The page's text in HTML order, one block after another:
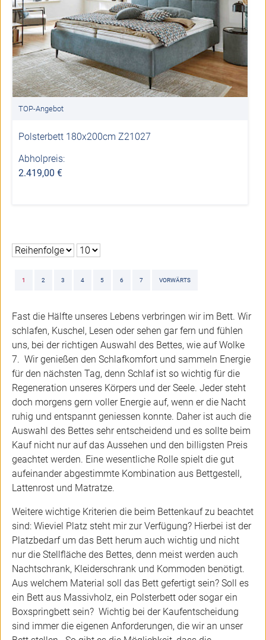
TOP-Angebot
Polsterbett 180x200cm Z21027
Abholpreis:
2.419,00 €
1 2 3 4 5 6 7 VORWÄRTS
Fast die Hälfte unseres Lebens verbringen wir im Bett. Wir
schlafen, Kuschel, Lesen oder sehen gar fern und fühlen
uns, bei der richtigen Auswahl des Bettes, wie auf Wolke
7. Wir genießen den Schlafkomfort und sammeln Energie
für den nächsten Tag, denn Schlaf ist so wichtig für die
Regeneration unseres Körpers und der Seele. Jeder steht
doch morgens gern voller Energie auf, wenn er die Nacht
ruhig und entspannt geniessen konnte. Daher ist auch die
Auswahl des Bettes sehr entscheidend und es sollte beim
Kauf nicht nur auf das Aussehen und den billigsten Preis
geachtet werden. Eine wesentliche Rolle spielt die gut
aufeinander abgestimmte Kombination aus Bettgestell,
Lattenrost und Matratze.
Weitere wichtige Kriterien die beim Bettenkauf zu beachtet
sind: Wieviel Platz steht mir zur Verfügung? Hierbei ist der
Platzbedarf um das Bett herum auch wichtig und nicht
nur die Stellfläche des Bettes, denn meist werden auch
Nachtschrank, Kleiderschrank und Kommoden benötigt.
Aus welchem Material soll das Bett gefertigt sein? Soll es
ein Bett aus Massivholz, ein Polsterbett oder sogar ein
Boxspringbett sein? Wichtig bei der Kaufentscheidung
sind immer die eigenen Anforderungen, die wir an unser